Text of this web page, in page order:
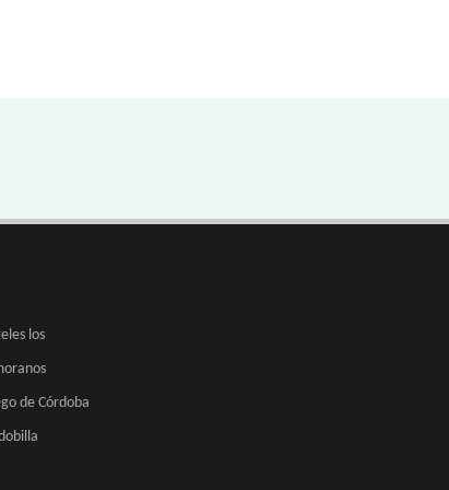
los
de Córdoba